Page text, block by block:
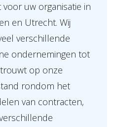
uw organisatie in
en Utrecht. Wij
verschillende
ondernemingen tot
op onze
rondom het
van contracten,